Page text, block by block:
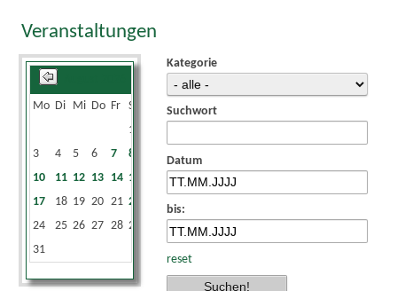
Veranstaltungen
Mo Di Mi Do Fr Sa
1
3
4 5 6 7 8
10
11 12 13 14 15
17
18 19 20 21 22
24
25 26 27 28 29
31
Kategorie
Suchwort
Datum
bis:
reset